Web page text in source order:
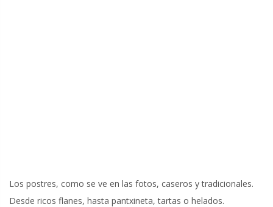
Los postres, como se ve en las fotos, caseros y tradicionales.
Desde ricos flanes, hasta pantxineta, tartas o helados.